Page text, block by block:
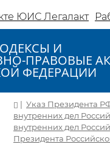
ЮИС Легалакт
И
ПРАВОВЫЕ
ФЕДЕРАЦИИ
| Указ Президента
внутренних дел
внутренних дел
Президента